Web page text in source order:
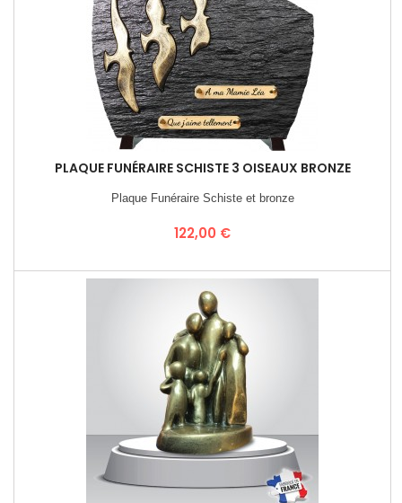
PLAQUE FUNÉRAIRE SCHISTE 3 OISEAUX BRONZE
Plaque Funéraire Schiste et bronze
Prix
122,00 €